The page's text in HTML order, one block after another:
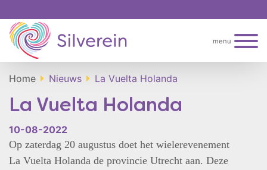
menu
Home Nieuws La Vuelta Holanda
La Vuelta Holanda
10-08-2022
Op zaterdag 20 augustus doet het wielerevenement
La Vuelta Holanda de provincie Utrecht aan. Deze